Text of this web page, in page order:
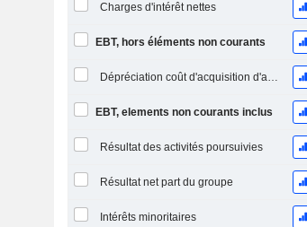
Charges d'intérêt nettes
EBT, hors éléments non courants
Dépréciation coût d'acquisition d'actifs
EBT, elements non courants inclus
Résultat des activités poursuivies
Résultat net part du groupe
Intérêts minoritaires